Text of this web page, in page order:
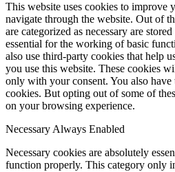
This website uses cookies to improve
navigate through the website. Out of
are categorized as necessary are
essential for the working of basic
also use third-party cookies that help
you use this website. These cookies
only with your consent. You also
cookies. But opting out of some of
on your browsing experience.
Necessary Always Enabled
Necessary cookies are absolutely
function properly. This category only